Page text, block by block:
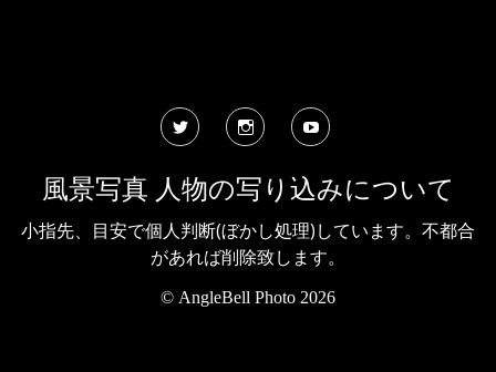
風景写真 人物の写り込みについて
小指先、目安で個人判断(ぼかし処理)しています。不都合
があれば削除致します。
© AngleBell Photo 2026